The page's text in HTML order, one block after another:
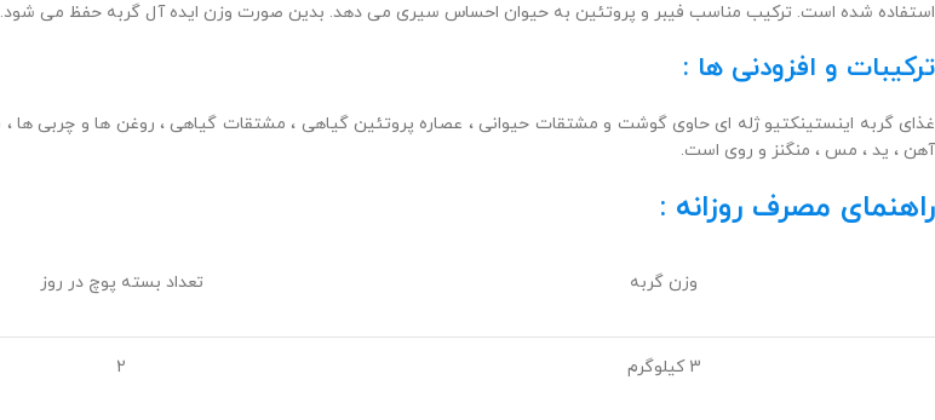
استفاده شده است. ترکیب مناسب فیبر و پروتئین به حیوان احساس سیری می دهد. بدین صورت وزن ایده آل گربه حفظ می شود.
ترکیبات و افزودنی ها :
آهن ، ید ، مس ، منگنز و روی است.
راهنمای مصرف روزانه :
وزن گربه تعداد بسته پوچ در روز
3 کیلوگرم 2